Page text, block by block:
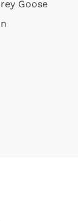
Goose